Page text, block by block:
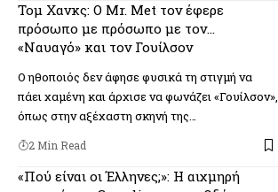
Τομ Χανκς: Ο Mr. Met τον έφερε
πρόσωπο με πρόσωπο με τον…
«Ναυαγό» και τον Γουίλσον
Ο ηθοποιός δεν άφησε φυσικά τη στιγμή να
πάει χαμένη και άρχισε να φωνάζει «Γουίλσον»,
όπως στην αξέχαστη σκηνή της…
2 Min Read
«Πού είναι οι Έλληνες;»: Η αιχμηρή